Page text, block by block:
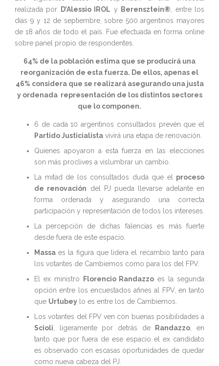
realizada por D’Alessio IROL y Berensztein® , entre los
días 9 y 12 de septiembre, sobre 500 argentinos mayores
de 18 años de todo el país. Fue efectuada en forma online
sobre panel propio de respondentes.
64% de la población estima que se producirá una
reorganización de esta fuerza. De ellos, apenas el
46% considera que se realizará asegurando una justa
y ordenada representación de los distintos sectores
que lo componen.
6 de cada 10 argentinos consultados prevén que el
Partido Justicialista vivirá una etapa de renovación.
Quienes apoyaron a esta fuerza en las elecciones
son más proclives a vislumbrar un cambio.
La mitad de los consultados duda que el proceso
de renovación del PJ pueda llevarse adelante en
forma ordenada y asegurando una correcta
participación y representación de todos los intereses.
La percepción de dichas falencias es más fuerte
desde fuera de este espacio.
Massa es la figura que lidera el recambio tanto para
los votantes de Cambiemos como para los del FPV.
El ex ministro Florencio Randazzo es la segunda
opción entre los encuestados afines al FPV, en tanto
que Urtubey lo es entre los de Cambiemos.
Los votantes del FPV ven con buenas posibilidades a
Scioli , ligeramente por detrás de Randazzo , en
tanto que por fuera de ese espacio el ex candidato
es observado con escasas oportunidades de quedar
como nueva cabeza del PJ.